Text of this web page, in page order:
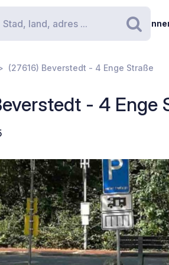
(27616) Beverstedt - 4 Enge Straße
- 4 Enge